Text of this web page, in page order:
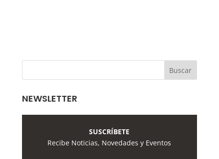
NEWSLETTER
SUSCRÍBETE
Recibe Noticias, Novedades y Eventos